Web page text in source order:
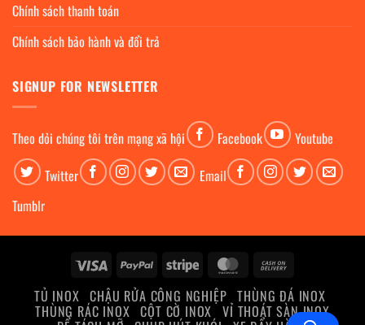
Chính sách thanh toán
Chính sách bảo hành và đổi trả
SIGNUP FOR NEWSLETTER
Theo dỏi chúng tôi trên mạng xã hội Facebook
Youtube
Twitter
Email
Tumblr
Visa PayPal Stripe MasterCard
Delivery
TỦ INOX CHẬU RỬA CÔNG NGHIỆP THÙNG ĐÁ INOX
THÙNG RÁC INOX CỘT CỜ INOX VỈ THOÁT SÀN INOX